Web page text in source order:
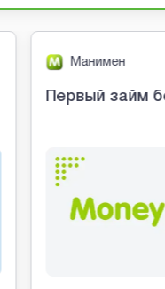
Манимен
Первый займ